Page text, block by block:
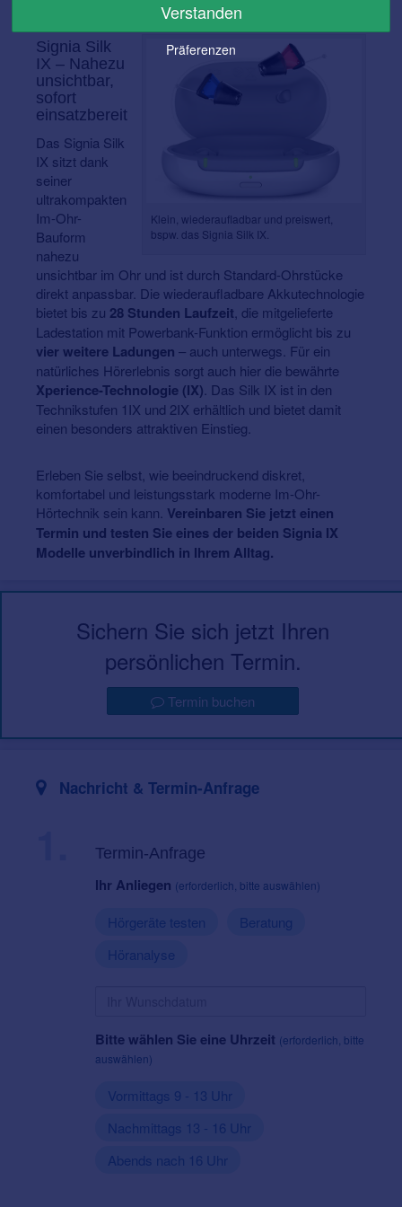
Klein, wiederaufladbar und preiswert,
bspw. das Signia Silk IX.
Signia Silk
IX – Nahezu
unsichtbar,
sofort
einsatzbereit
Das Signia Silk
IX sitzt dank
seiner
ultrakompakten
Im-Ohr-
Bauform
nahezu
unsichtbar im Ohr und ist durch Standard-Ohrstücke
direkt anpassbar. Die wiederaufladbare Akkutechnologie
bietet bis zu 28 Stunden Laufzeit , die mitgelieferte
Ladestation mit Powerbank-Funktion ermöglicht bis zu
vier weitere Ladungen – auch unterwegs. Für ein
natürliches Hörerlebnis sorgt auch hier die bewährte
Xperience-Technologie (IX) . Das Silk IX ist in den
Technikstufen 1IX und 2IX erhältlich und bietet damit
einen besonders attraktiven Einstieg.
Erleben Sie selbst, wie beeindruckend diskret,
komfortabel und leistungsstark moderne Im-Ohr-
Hörtechnik sein kann. Vereinbaren Sie jetzt einen
Termin und testen Sie eines der beiden Signia IX
Modelle unverbindlich in Ihrem Alltag.
Sichern Sie sich jetzt Ihren
persönlichen Termin.
Termin buchen
Nachricht & Termin-Anfrage
Termin-Anfrage
Ihr Anliegen (erforderlich, bitte auswählen)
Hörgeräte testen
Beratung
Höranalyse
Bitte wählen Sie eine Uhrzeit (erforderlich, bitte
auswählen)
Vormittags 9 - 13 Uhr
Nachmittags 13 - 16 Uhr
Abends nach 16 Uhr
Verstanden
Präferenzen